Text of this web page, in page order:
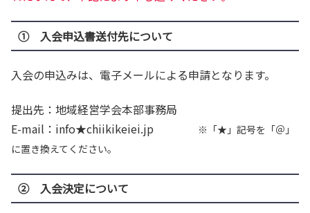
① 入会申込書送付先について
入会の申込みは、電子メールによる申請となります。
提出先：地域経営学会本部事務局
E-mail：info★chiikikeiei.jp
※「★」記号を「＠」
に置き換えてください。
② 入会決定について